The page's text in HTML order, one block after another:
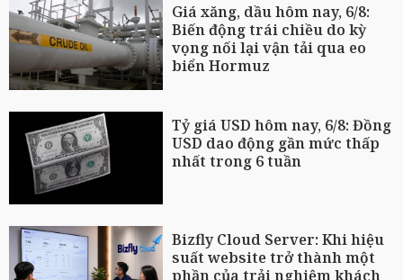
Giá xăng, dầu hôm nay, 6/8:
Biến động trái chiều do kỳ
vọng nối lại vận tải qua eo
biển Hormuz
Tỷ giá USD hôm nay, 6/8: Đồng
USD dao động gần mức thấp
nhất trong 6 tuần
Bizfly Cloud Server: Khi hiệu
suất website trở thành một
phần của trải nghiệm khách